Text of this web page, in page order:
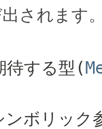
されます
する型(
ボリック